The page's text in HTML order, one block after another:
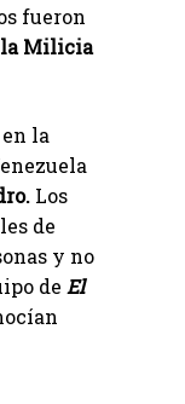
fueron
la Milicia
la
Los
de
y no
de El